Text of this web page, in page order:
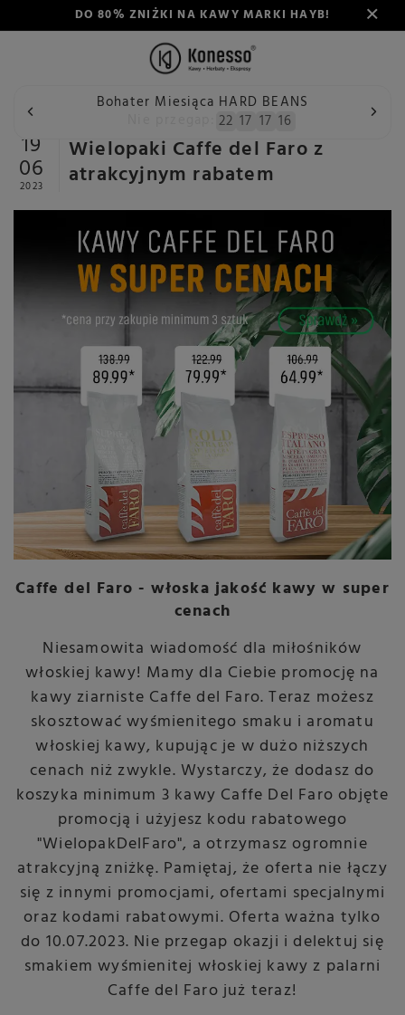
DO 80% ZNIŻKI NA KAWY MARKI HAYB!
Bohater Miesiąca HARD BEANS
22 17 17 15
Wstecz Konesso Aktualności Wielopaki Caffe del
19
06
2023
Wielopaki Caffe del Faro z
atrakcyjnym rabatem
Caffe del Faro - włoska jakość kawy w super
cenach
Niesamowita wiadomość dla miłośników
włoskiej kawy! Mamy dla Ciebie promocję na
kawy ziarniste Caffe del Faro. Teraz możesz
skosztować wyśmienitego smaku i aromatu
włoskiej kawy, kupując je w dużo niższych
cenach niż zwykle. Wystarczy, że dodasz do
koszyka minimum 3 kawy Caffe Del Faro objęte
promocją i użyjesz kodu rabatowego
"WielopakDelFaro", a otrzymasz ogromnie
atrakcyjną zniżkę. Pamiętaj, że oferta nie łączy
się z innymi promocjami, ofertami specjalnymi
oraz kodami rabatowymi. Oferta ważna tylko
do 10.07.2023. Nie przegap okazji i delektuj się
smakiem wyśmienitej włoskiej kawy z palarni
Caffe del Faro już teraz!